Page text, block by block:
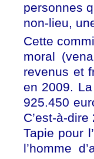
personnes
non-lieu,
Cette
moral
revenus et
en 2009.
925.450
C’est-à-
Tapie pour
l’homme